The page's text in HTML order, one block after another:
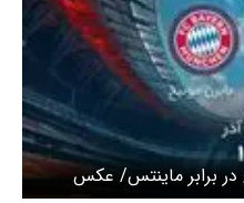
در برابر ماینتس/ عکس